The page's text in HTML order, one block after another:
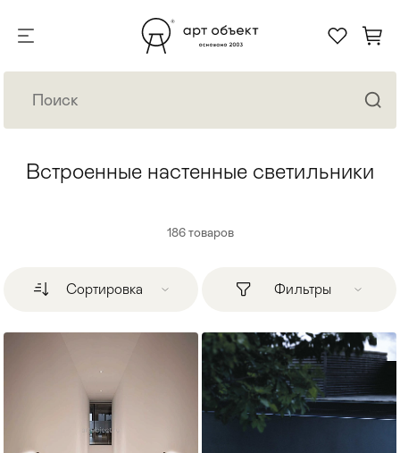
Встроенные настенные светильники
186товаров
Сортировка Фильтры